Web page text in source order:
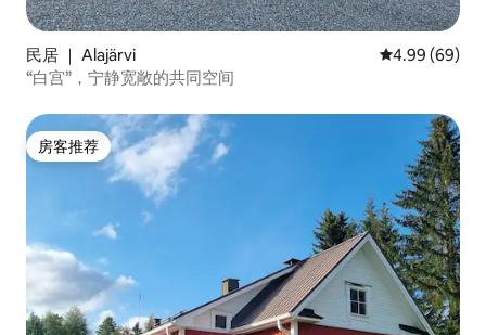
民居 ｜ Alajärvi 平均评分 4.99
4.99 (69)
“白宫”，宁静宽敞的共同空间
房客推荐
房客推荐